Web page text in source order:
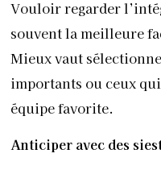
Vouloir regarder
souvent la meilleure
Mieux vaut
importants ou ceux
équipe favorite.
Anticiper avec des